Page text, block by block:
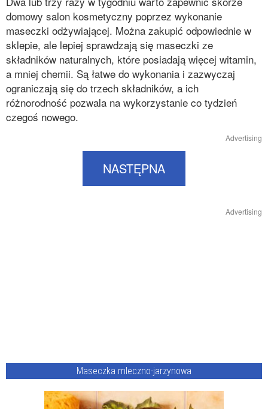
domowy salon kosmetyczny poprzez wykonanie
maseczki odżywiającej. Można zakupić odpowiednie w
sklepie, ale lepiej sprawdzają się maseczki ze
składników naturalnych, które posiadają więcej witamin,
a mniej chemii. Są łatwe do wykonania i zazwyczaj
ograniczają się do trzech składników, a ich
różnorodność pozwala na wykorzystanie co tydzień
czegoś nowego.
Advertising
NASTĘPNA
Advertising
Maseczka mleczno-jarzynowa